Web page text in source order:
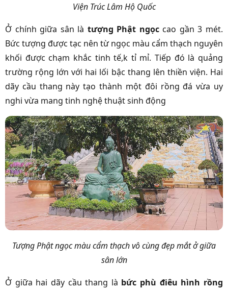
Viện Trúc Lâm Hộ Quốc
Ở chính giữa sân là tượng Phật ngọccao gần 3 mét.
Bức tượng được tạc nên từ ngọc màu cẩm thạch nguyên
khối được chạm khắc tinh tế,k tỉ mỉ. Tiếp đó là quảng
trường rộng lớn với hai lối bậc thang lên thiền viện. Hai
dãy cầu thang này tạo thành một đôi rồng đá vừa uy
nghi vừa mang tinh nghệ thuật sinh động
Tượng Phật ngọc màu cẩm thạch vô cùng đẹp mắt ở giữa
sân lớn
Ở giữa hai dãy cầu thang là bức phù điêu hình rồng